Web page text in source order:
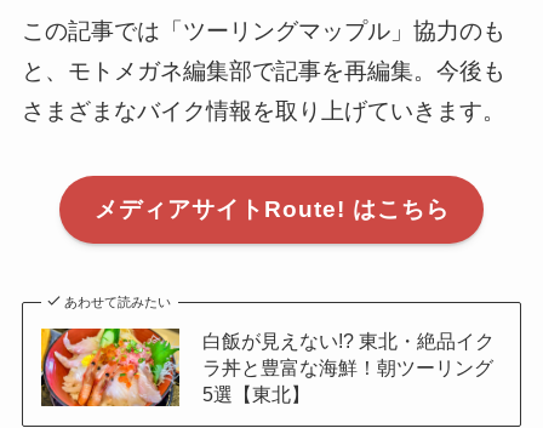
この記事では「ツーリングマップル」協力のも
と、モトメガネ編集部で記事を再編集。今後も
さまざまなバイク情報を取り上げていきます。
メディアサイトRoute! はこちら
あわせて読みたい
白飯が見えない!? 東北・絶品イク
ラ丼と豊富な海鮮！朝ツーリング
5選【東北】